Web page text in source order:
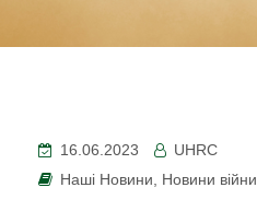
16.06.2023
UHRC
Наші Новини, Новини війни